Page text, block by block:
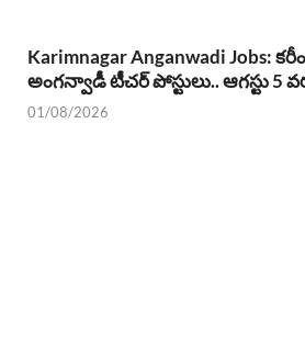
Karimnagar Anganwadi Jobs:
అంగన్వాడీ టీచర్ పోస్టులు.. ఆగస్టు 5
01/08/2026